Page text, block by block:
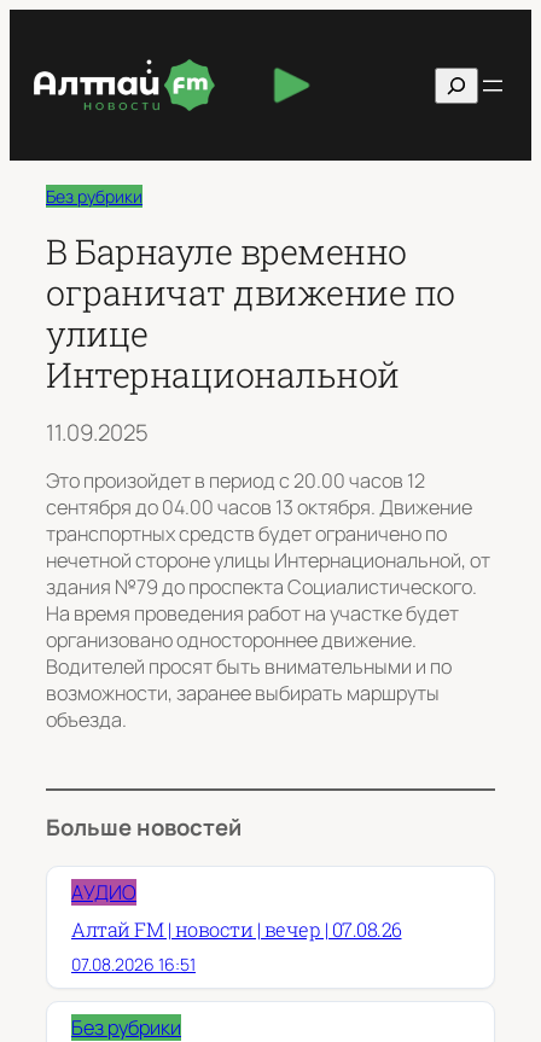
содержимому
Поиск
Без рубрики
В Барнауле временно
ограничат движение по
улице
Интернациональной
11.09.2025
Это произойдет в период с 20.00 часов 12
сентября до 04.00 часов 13 октября. Движение
транспортных средств будет ограничено по
нечетной стороне улицы Интернациональной, от
здания №79 до проспекта Социалистического.
На время проведения работ на участке будет
организовано одностороннее движение.
Водителей просят быть внимательными и по
возможности, заранее выбирать маршруты
объезда.
Больше новостей
АУДИО
Алтай FM | новости | вечер | 07.08.26
07.08.2026 16:51
Без рубрики